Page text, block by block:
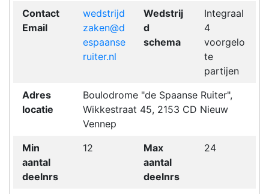
Contact
Email
wedstrijd
zaken@d
espaanse
ruiter.nl
Wedstrij
d
schema
Integraal
4
voorgelo
te
partijen
Adres
locatie
Boulodrome "de Spaanse Ruiter",
Wikkestraat 45, 2153 CD Nieuw
Vennep
Min
aantal
deelnrs
12
Max
aantal
deelnrs
24